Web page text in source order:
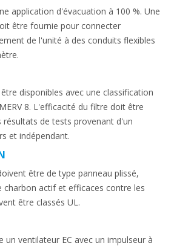
application d'évacuation à 100 %. Une
être fournie pour connecter
de l'unité à des conduits flexibles
disponibles avec une classification
8. L'efficacité du filtre doit être
résultats de tests provenant d'un
et indépendant.
être de type panneau plissé,
charbon actif et efficaces contre les
être classés UL.
un ventilateur EC avec un impulseur à